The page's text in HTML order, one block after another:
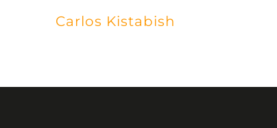
Carlos Kistabish